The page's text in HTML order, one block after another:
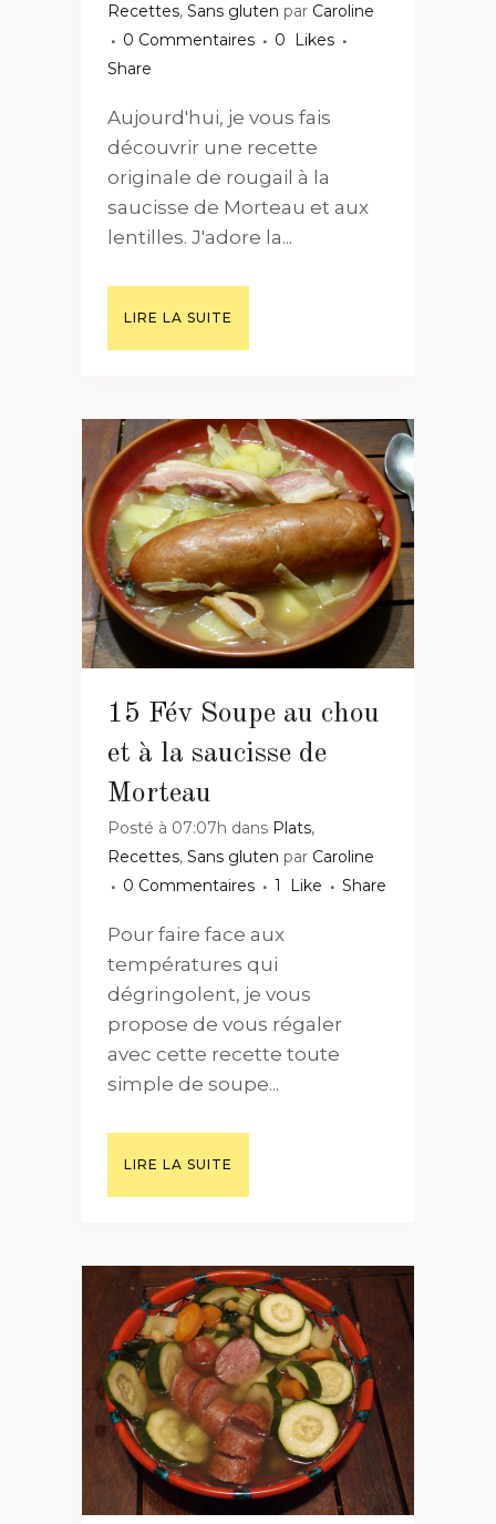
Recettes, Sans gluten par Caroline
0 Commentaires
0
Likes
Share
Aujourd'hui, je vous fais
découvrir une recette
originale de rougail à la
saucisse de Morteau et aux
lentilles. J'adore la...
LIRE LA SUITE
15 Fév Soupe au chou
et à la saucisse de
Morteau
Posté à 07:07h dans Plats,
Recettes, Sans gluten par Caroline
0 Commentaires
1 Like Share
Pour faire face aux
températures qui
dégringolent, je vous
propose de vous régaler
avec cette recette toute
simple de soupe...
LIRE LA SUITE